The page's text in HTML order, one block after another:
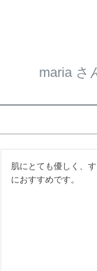
maria さ
肌にとても優しく、
におすすめです。